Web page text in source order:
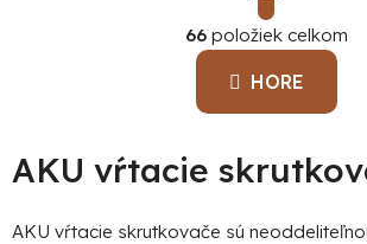
O
v
l
á
d
c
e
r
á
n
k
n
66položiek celkom
HORE
AKU vŕtacie
AKU vŕtacie skrutkovače sú